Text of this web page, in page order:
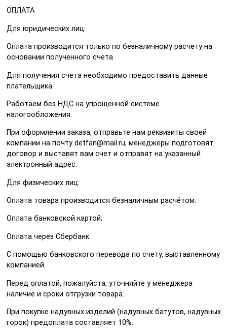
ОПЛАТА
Для юридических лиц:
Оплата производится только по безналичному расчету на
основании полученного счета.
Для получения счета необходимо предоставить данные
плательщика.
Работаем без НДС на упрощенной системе
налогообложения.
При оформлении заказа, отправьте нам реквизиты своей
компании на почту detfan@mail.ru, менеджеры подготовят
договор и выставят вам счет и отправят на указанный
электронный адрес.
Для физических лиц:
Оплата товара производится безналичным расчётом.
Оплата банковской картой;
Оплата через Сбербанк
С помощью банковского перевода по счету, выставленному
компанией.
Перед оплатой, пожалуйста, уточняйте у менеджера
наличие и сроки отгрузки товара.
При покупке надувных изделий (надувных батутов, надувных
горок) предоплата составляет 10%.